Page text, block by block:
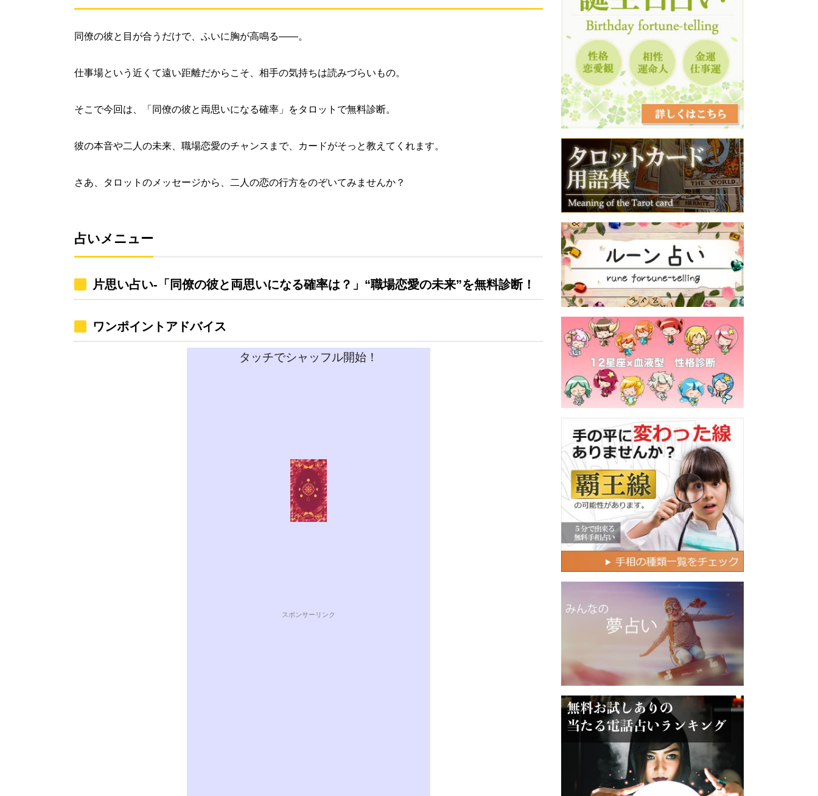
同僚の彼と目が合うだけで、ふいに胸が高鳴る――。
仕事場という近くて遠い距離だからこそ、相手の気持ちは読みづらいもの。
そこで今回は、「同僚の彼と両思いになる確率」をタロットで無料診断。
彼の本音や二人の未来、職場恋愛のチャンスまで、カードがそっと教えてくれます。
さあ、タロットのメッセージから、二人の恋の行方をのぞいてみませんか？
占いメニュー
片思い占い-「同僚の彼と両思いになる確率は？」“職場恋愛の未来”を無料診断！
ワンポイントアドバイス
タッチでシャッフル開始！
スポンサーリンク